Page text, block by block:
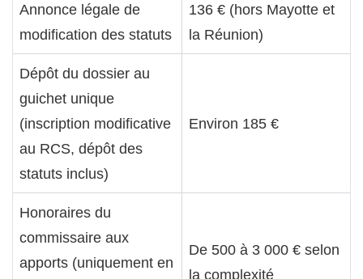
Annonce légale de
modification des statuts
136 € (hors Mayotte et
la Réunion)
Dépôt du dossier au
guichet unique
(inscription modificative
au RCS, dépôt des
statuts inclus)
Environ 185 €
Honoraires du
commissaire aux
apports (uniquement en
De 500 à 3 000 € selon
la complexité